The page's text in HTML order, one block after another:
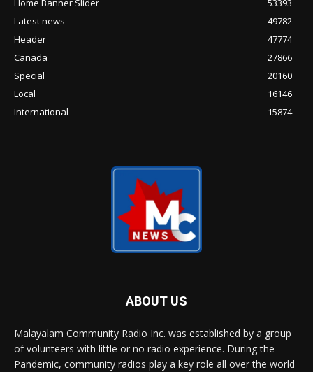
Home Banner Slider
53393
Latest news
49782
Header
47774
Canada
27866
Special
20160
Local
16146
International
15874
ABOUT US
Malayalam Community Radio Inc. was established by a group
of volunteers with little or no radio experience. During the
Pandemic, community radios play a key role all over the world